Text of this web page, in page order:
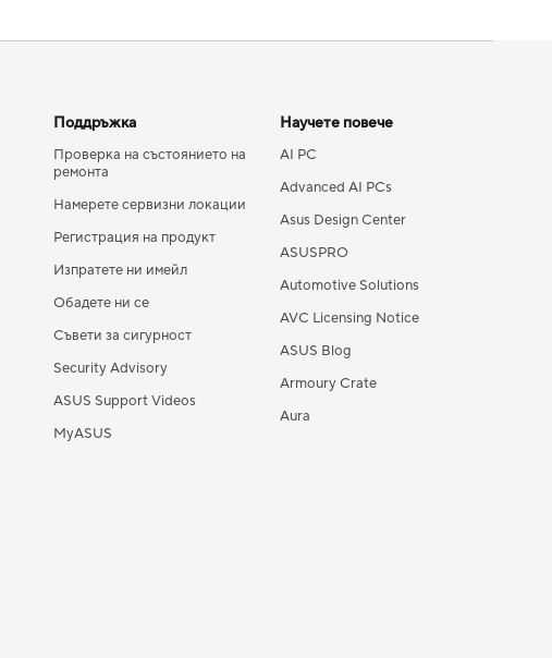
Поддръжка
Проверка на състоянието на
ремонта
Намерете сервизни локации
Регистрация на продукт
Изпратете ни имейл
Обадете ни се
Съвети за сигурност
Security Advisory
ASUS Support Videos
MyASUS
Научете повече
AI PC
Advanced AI PCs
Asus Design Center
ASUSPRO
Automotive Solutions
AVC Licensing Notice
ASUS Blog
Armoury Crate
Aura